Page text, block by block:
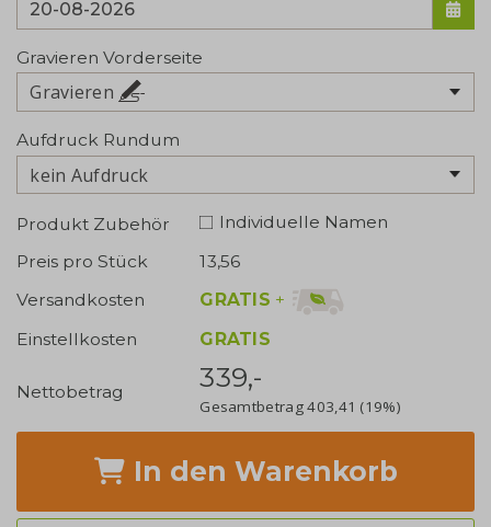
Gravieren Vorderseite
Gravieren
Aufdruck Rundum
kein Aufdruck
Produkt Zubehör
Individuelle Namen
Preis pro Stück
13,56
Versandkosten
GRATIS +
Einstellkosten
GRATIS
Nettobetrag 339,-
Gesamtbetrag403,41 (19%)
In den Warenkorb